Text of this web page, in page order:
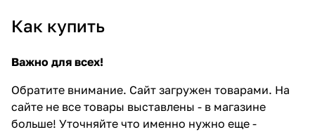
Как купить
Важно для всех!
Обратите внимание. Сайт загружен товарами. На
сайте не все товары выставлены - в магазине
больше! Уточняйте что именно нужно еще -